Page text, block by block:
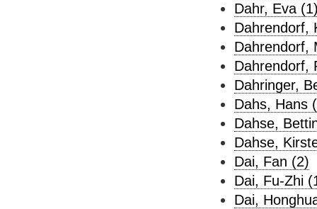
Dahr, Eva
Dahrendorf,
Dahrendorf,
Dahrendorf,
Dahringer,
Dahs, Hans
Dahse,
Dahse,
Dai, Fan (2)
Dai, Fu-Zhi
Dai,